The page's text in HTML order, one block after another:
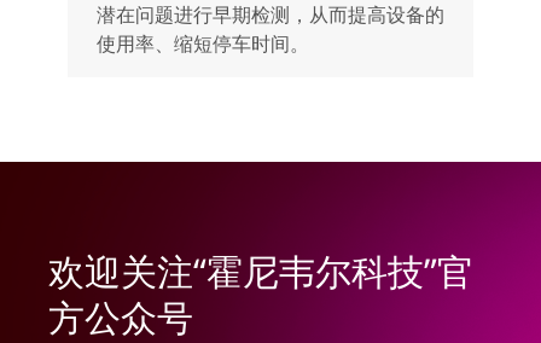
潜在问题进行早期检测，从而提高设备的
使用率、缩短停车时间。
欢迎关注“霍尼韦尔科技”官
方公众号